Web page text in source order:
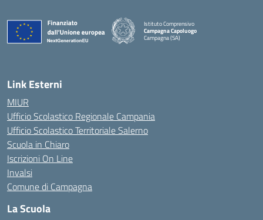
Istituto Comprensivo
Campagna Capoluogo
Campagna (SA)
Link Esterni
MIUR
Ufficio Scolastico Regionale Campania
Ufficio Scolastico Territoriale Salerno
Scuola in Chiaro
Iscrizioni On Line
Invalsi
Comune di Campagna
La Scuola